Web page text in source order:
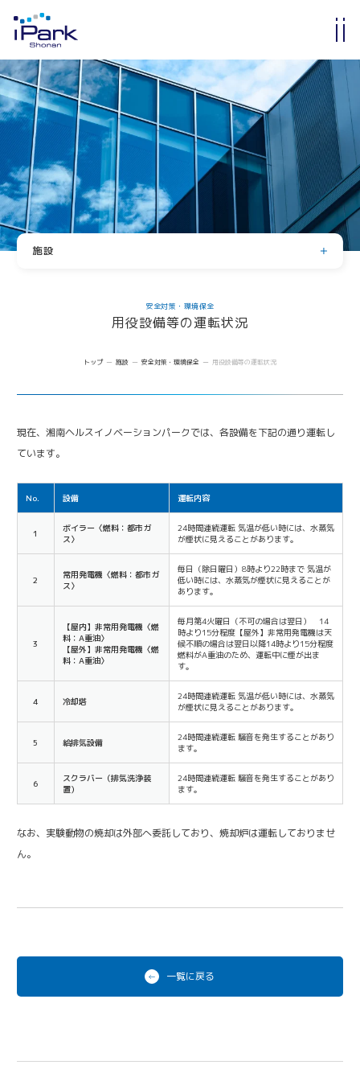
オフィス・ラボ入居
メンバーシップ入会
入居・メンバー企業一覧
入居者コミュニティ
サイエンスカフェ
有志活動(iPass)
Innovators in Shonan iPark
入居者・メンバーシップの声
施設
グラデュエーションラボ
安全対策・環境保全
用役設備等の運転状況
トップ 施設 安全対策・環境保全 用役設備等の運転状況
現在、湘南ヘルスイノベーションパークでは、各設備を下記の通り運転し
ています。
No. 設備 運転内容
1
ボイラー〈燃料：都市ガ
ス〉
24時間連続運転 気温が低い時には、水蒸気
が煙状に見えることがあります。
2
常用発電機〈燃料：都市ガ
ス〉
毎日（除日曜日）8時より22時まで 気温が
低い時には、水蒸気が煙状に見えることが
あります。
3
【屋内】非常用発電機〈燃
料：A重油〉
【屋外】非常用発電機〈燃
料：A重油〉
毎月第4火曜日（不可の場合は翌日） 14
時より15分程度【屋外】非常用発電機は天
候不順の場合は翌日以降14時より15分程度
燃料がA重油のため、運転中に煙が出ま
す。
4 冷却塔
24時間連続運転 気温が低い時には、水蒸気
が煙状に見えることがあります。
5 給排気設備
24時間連続運転 騒音を発生することがあり
ます。
6
スクラバー（排気洗浄装
置）
24時間連続運転 騒音を発生することがあり
ます。
なお、実験動物の焼却は外部へ委託しており、焼却炉は運転しておりませ
ん。
一覧に戻る